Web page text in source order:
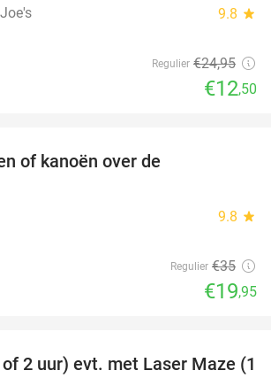
9.8 star
Regulier €24,95
€12,50
of kanoën over de
9.8 star
Regulier €35
€19,95
22%
2 uur) evt. met Laser Maze (1